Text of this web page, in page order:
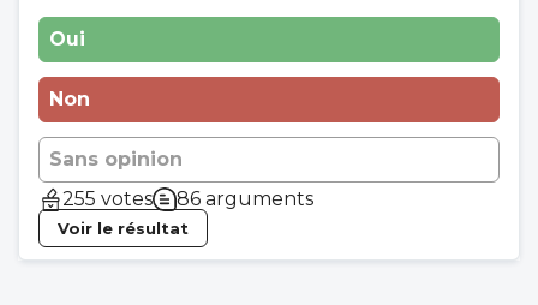
Oui
Non
Sans opinion
255 votes
86 arguments
Voir le résultat